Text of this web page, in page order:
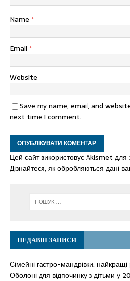
Name *
Email *
Website
Save my name, email, and
next time I comment.
Цей сайт використовує Akismet
Дізнайтеся, як обробляються дані
НЕДАВНІ ЗАПИСИ
Сімейні гастро-мандрівки:
Оболоні для відпочинку з дітьми у